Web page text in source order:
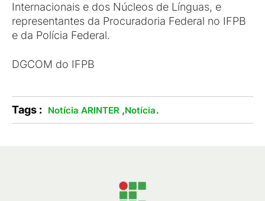
Internacionais e dos Núcleos de Línguas, e
representantes da Procuradoria Federal no IFPB
e da Polícia Federal.
DGCOM do IFPB
Tags : Notícia ARINTER ,Notícia.